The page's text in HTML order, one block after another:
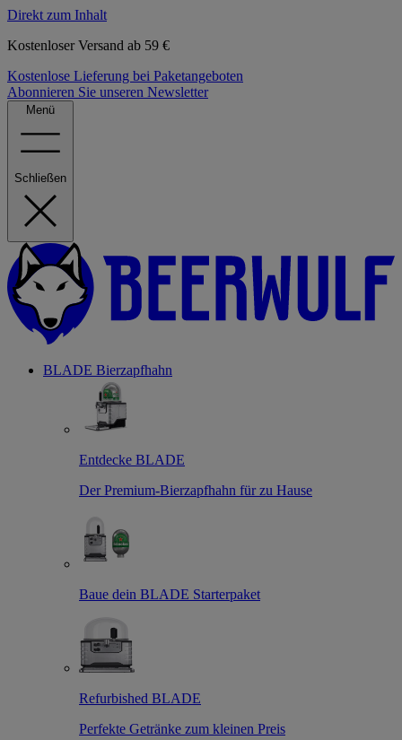
Direkt zum Inhalt
Kostenloser Versand ab 59 €
Kostenlose Lieferung bei Paketangeboten
Abonnieren Sie unseren Newsletter
Menü
Schließen
BLADE Bierzapfhahn
Entdecke BLADE
Der Premium-Bierzapfhahn für zu Hause
Baue dein BLADE Starterpaket
Refurbished BLADE
Perfekte Getränke zum kleinen Preis